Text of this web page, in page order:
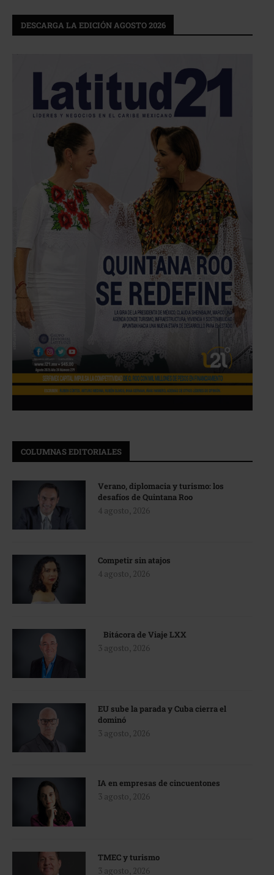
DESCARGA LA EDICIÓN AGOSTO 2026
COLUMNAS EDITORIALES
Verano, diplomacia y turismo: los
desafíos de Quintana Roo
4 agosto, 2026
Competir sin atajos
4 agosto, 2026
Bitácora de Viaje LXX
3 agosto, 2026
EU sube la parada y Cuba cierra el
dominó
3 agosto, 2026
IA en empresas de cincuentones
3 agosto, 2026
TMEC y turismo
3 agosto, 2026